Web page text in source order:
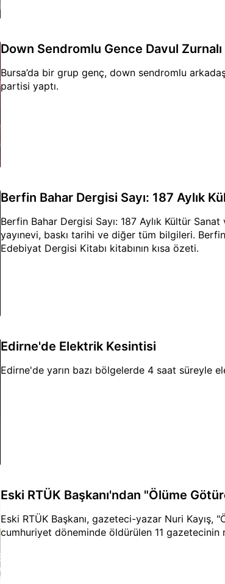
Down Sendromlu Gence Davul
Bursa’da bir grup genç, down sendromlu
partisi yaptı.
Berfin Bahar Dergisi Sayı: 187 Aylık
Berfin Bahar Dergisi Sayı: 187 Aylık Kültür
yayınevi, baskı tarihi ve diğer tüm bilgileri.
Edebiyat Dergisi Kitabı kitabının kısa özeti.
Edirne'de Elektrik Kesintisi
Edirne'de yarın bazı bölgelerde 4 saat süreyle
Eski RTÜK Başkanı'ndan "Ölüme
Eski RTÜK Başkanı, gazeteci-yazar Nuri Kayış,
cumhuriyet döneminde öldürülen 11 gazetecinin